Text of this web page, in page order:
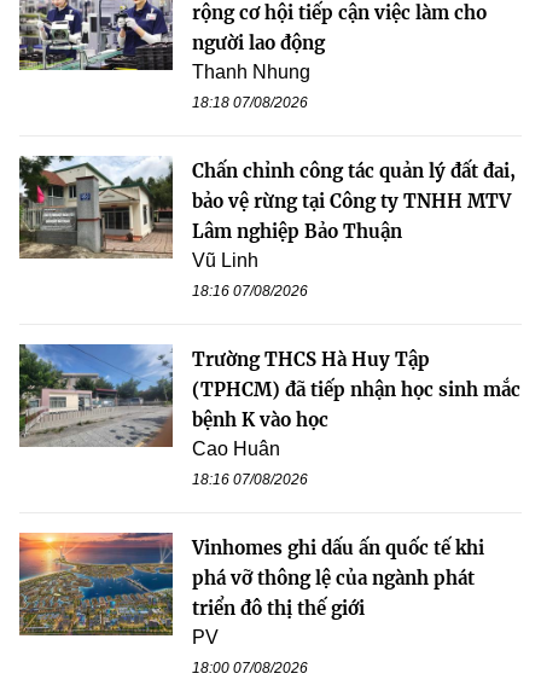
rộng cơ hội tiếp cận việc làm cho
người lao động
Thanh Nhung
18:18 07/08/2026
Chấn chỉnh công tác quản lý đất đai,
bảo vệ rừng tại Công ty TNHH MTV
Lâm nghiệp Bảo Thuận
Vũ Linh
18:16 07/08/2026
Trường THCS Hà Huy Tập
(TPHCM) đã tiếp nhận học sinh mắc
bệnh K vào học
Cao Huân
18:16 07/08/2026
Vinhomes ghi dấu ấn quốc tế khi
phá vỡ thông lệ của ngành phát
triển đô thị thế giới
PV
18:00 07/08/2026